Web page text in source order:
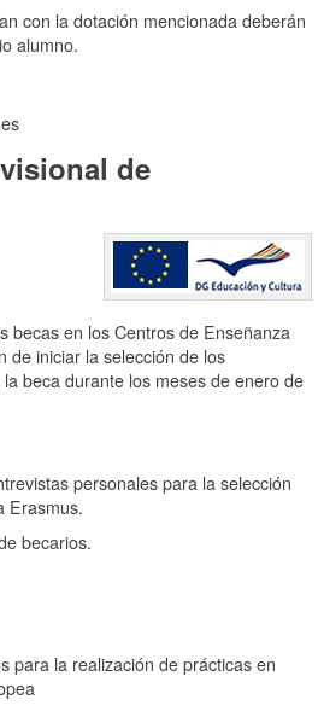
con la dotación mencionada deberán
alumno.
de
becas en los Centros de Enseñanza
de iniciar la selección de los
beca durante los meses de enero de
personales para la selección
Erasmus.
becarios.
para la realización de prácticas en